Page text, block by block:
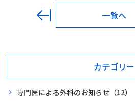
一覧へ
カテゴリー
専門医による外科のお知らせ （12）